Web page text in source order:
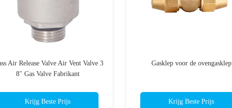
Air Release Valve Air Vent Valve 3
8" Gas Valve Fabrikant
Krijg Beste Prijs
Gasklep voor de ovengasklep
Krijg Beste Prijs